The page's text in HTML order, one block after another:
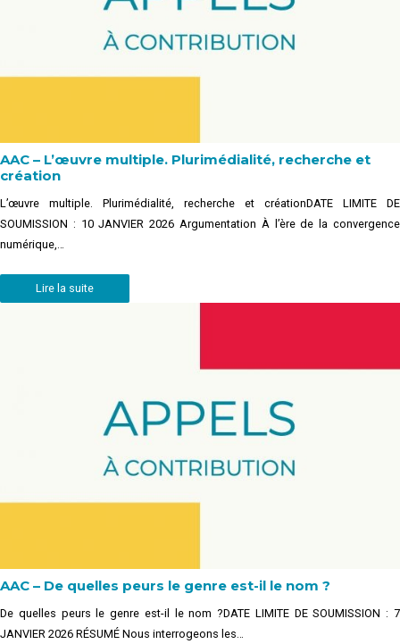
AAC – L’œuvre multiple. Plurimédialité, recherche et
création
L’œuvre multiple. Plurimédialité, recherche et créationDATE LIMITE DE
SOUMISSION : 10 JANVIER 2026 Argumentation À l’ère de la convergence
numérique,…
Lire la suite
AAC – De quelles peurs le genre est-il le nom ?
De quelles peurs le genre est-il le nom ?DATE LIMITE DE SOUMISSION : 7
JANVIER 2026 RÉSUMÉ Nous interrogeons les…